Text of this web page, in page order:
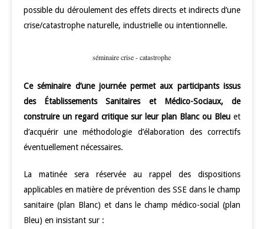
possible du déroulement des effets directs et indirects d’une
crise/catastrophe naturelle, industrielle ou intentionnelle.
séminaire crise - catastrophe
Ce séminaire d’une journée permet aux participants issus
des Établissements Sanitaires et Médico-Sociaux, de
construire un regard critique sur leur plan Blanc ou Bleu et
d’acquérir une méthodologie d’élaboration des correctifs
éventuellement nécessaires.
La matinée sera réservée au rappel des dispositions
applicables en matière de prévention des SSE dans le champ
sanitaire (plan Blanc) et dans le champ médico-social (plan
Bleu) en insistant sur :